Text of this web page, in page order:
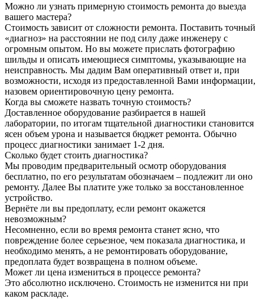
Можно ли узнать примерную стоимость ремонта до выезда
вашего мастера?
Стоимость зависит от сложности ремонта. Поставить точный
«диагноз» на расстоянии не под силу даже инженеру с
огромным опытом. Но вы можете прислать фотографию
шильды и описать имеющиеся симптомы, указывающие на
неисправность. Мы дадим Вам оперативный ответ и, при
возможности, исходя из предоставленной Вами информации,
назовем ориентировочную цену ремонта.
Когда вы сможете назвать точную стоимость?
Доставленное оборудование разбирается в нашей
лаборатории, по итогам тщательной диагностики становится
ясен объем урона и называется бюджет ремонта. Обычно
процесс диагностики занимает 1-2 дня.
Сколько будет стоить диагностика?
Мы проводим предварительный осмотр оборудования
бесплатно, по его результатам обозначаем – подлежит ли оно
ремонту. Далее Вы платите уже только за восстановленное
устройство.
Вернёте ли вы предоплату, если ремонт окажется
невозможным?
Несомненно, если во время ремонта станет ясно, что
повреждение более серьезное, чем показала диагностика, и
необходимо менять, а не ремонтировать оборудование,
предоплата будет возвращена в полном объеме.
Может ли цена измениться в процессе ремонта?
Это абсолютно исключено. Стоимость не изменится ни при
каком раскладе.